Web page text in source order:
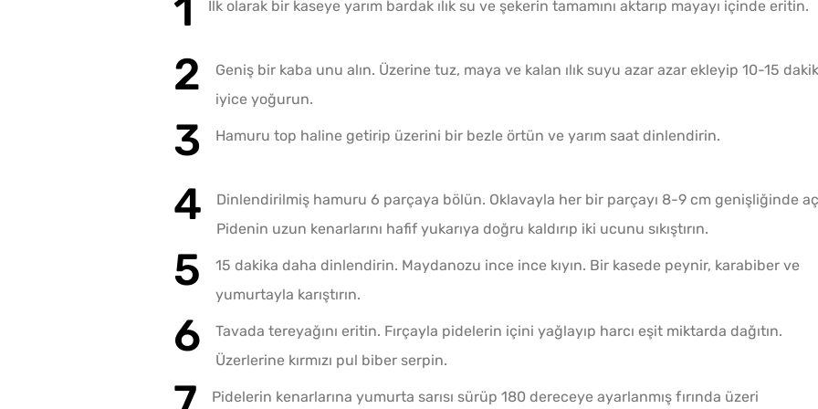
İlk olarak bir kaseye yarım bardak ılık su ve şekerin tamamını aktarıp mayayı içinde eritin.
Geniş bir kaba unu alın. Üzerine tuz, maya ve kalan ılık suyu azar azar ekleyip 10-15
iyice yoğurun.
Hamuru top haline getirip üzerini bir bezle örtün ve yarım saat dinlendirin.
Dinlendirilmiş hamuru 6 parçaya bölün. Oklavayla her bir parçayı 8-9 cm genişliğinde
Pidenin uzun kenarlarını hafif yukarıya doğru kaldırıp iki ucunu sıkıştırın.
15 dakika daha dinlendirin. Maydanozu ince ince kıyın. Bir kasede peynir, karabiber ve
yumurtayla karıştırın.
Tavada tereyağını eritin. Fırçayla pidelerin içini yağlayıp harcı eşit miktarda dağıtın.
Üzerlerine kırmızı pul biber serpin.
Pidelerin kenarlarına yumurta sarısı sürüp 180 dereceye ayarlanmış fırında üzeri